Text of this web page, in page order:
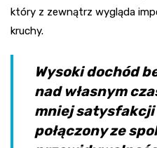
który z zewnątrz wygląda
kruchy.
Wysoki dochód
nad własnym
mniej satysfakcji
połączony ze